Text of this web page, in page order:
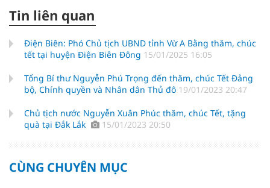
Tin liên quan
Điện Biên: Phó Chủ tịch UBND tỉnh Vừ A Bằng thăm, chúc
tết tại huyện Điện Biên Đông 15/01/2025 16:05
Tổng Bí thư Nguyễn Phú Trọng đến thăm, chúc Tết Đảng
bộ, Chính quyền và Nhân dân Thủ đô 19/01/2023 20:47
Chủ tịch nước Nguyễn Xuân Phúc thăm, chúc Tết, tặng
quà tại Đắk Lắk
15/01/2023 20:50
CÙNG CHUYÊN MỤC